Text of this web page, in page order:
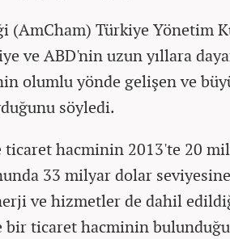
(AmCham) Türkiye Yönetim
ve ABD'nin uzun yıllara
olumlu yönde gelişen ve
söyledi.
hacminin 2013'te 20
33 milyar dolar seviyesine
ve hizmetler de dahil
bir ticaret hacminin